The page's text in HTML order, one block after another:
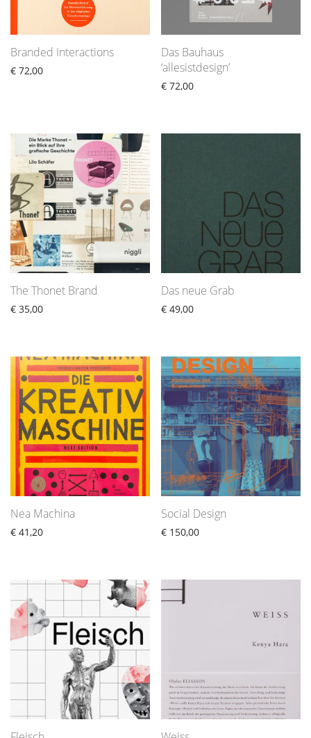
Branded Interactions
€ 72,00
Das Bauhaus
‘allesistdesign’
€ 72,00
The Thonet Brand
€ 35,00
Das neue Grab
€ 49,00
Nea Machina
€ 41,20
Social Design
€ 150,00